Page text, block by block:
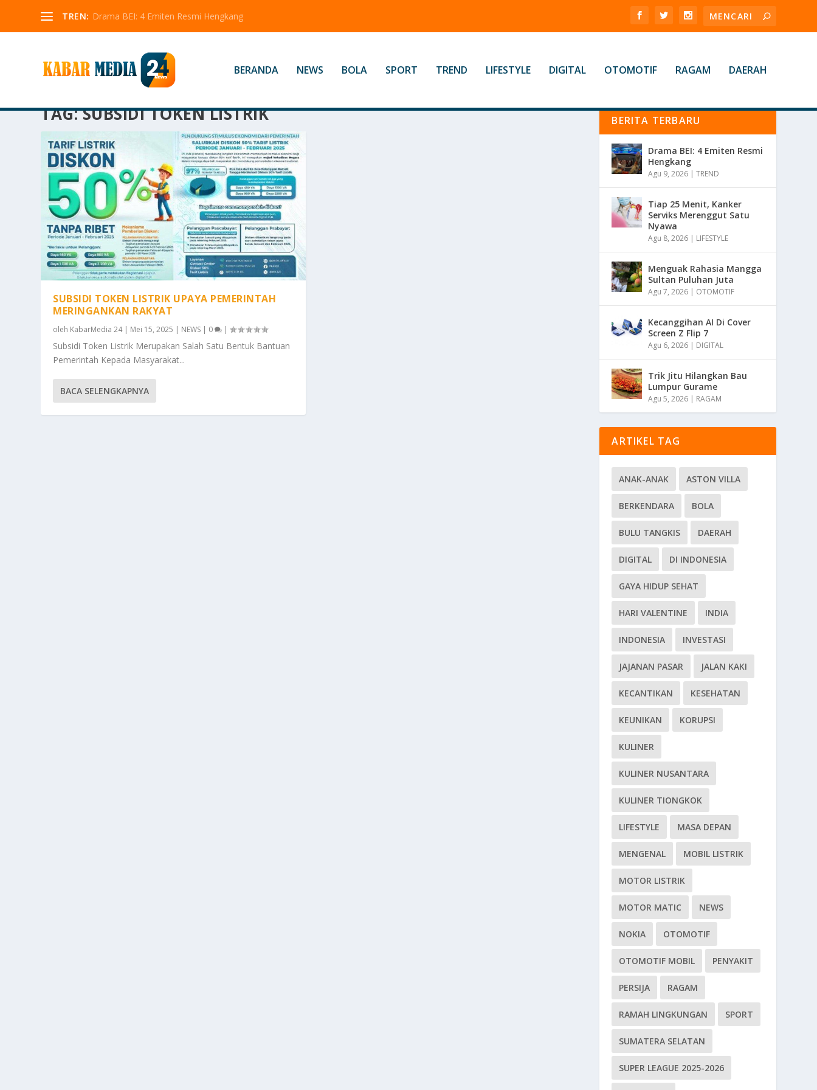
TREN: Drama BEI: 4 Emiten Resmi Hengkang
BERANDA NEWS BOLA SPORT TREND LIFESTYLE DIGITAL OTOMOTIF RAGAM DAERAH
TAG:SUBSIDI TOKEN LISTRIK
SUBSIDI TOKEN LISTRIK UPAYA PEMERINTAH
MERINGANKAN RAKYAT
oleh KabarMedia 24| Mei 15, 2025 | NEWS | 0 |
Subsidi Token Listrik Merupakan Salah Satu Bentuk Bantuan
Pemerintah Kepada Masyarakat...
BACA SELENGKAPNYA
BERITA TERBARU
Drama BEI: 4 Emiten Resmi
Hengkang
Agu 9, 2026 |TREND
Tiap 25 Menit, Kanker
Serviks Merenggut Satu
Nyawa
Agu 8, 2026 | LIFESTYLE
Menguak Rahasia Mangga
Sultan Puluhan Juta
Agu 7, 2026 | OTOMOTIF
Kecanggihan AI Di Cover
Screen Z Flip 7
Agu 6, 2026 | DIGITAL
Trik Jitu Hilangkan Bau
Lumpur Gurame
Agu 5, 2026 | RAGAM
ARTIKEL TAG
ANAK-ANAK ASTON VILLA
BERKENDARA BOLA
BULU TANGKIS DAERAH
DIGITAL DI INDONESIA
GAYA HIDUP SEHAT
HARI VALENTINE INDIA
INDONESIA INVESTASI
JAJANAN PASAR JALAN KAKI
KECANTIKAN KESEHATAN
KEUNIKAN KORUPSI
KULINER
KULINER NUSANTARA
KULINER TIONGKOK
LIFESTYLE MASA DEPAN
MENGENAL MOBIL LISTRIK
MOTOR LISTRIK
MOTOR MATIC NEWS
NOKIA OTOMOTIF
OTOMOTIF MOBIL PENYAKIT
PERSIJA RAGAM
RAMAH LINGKUNGAN SPORT
SUMATERA SELATAN
SUPER LEAGUE 2025-2026